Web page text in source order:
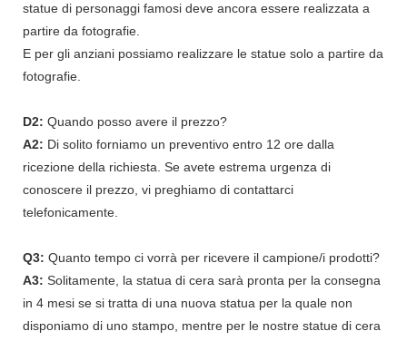
statue di personaggi famosi deve ancora essere realizzata a
partire da fotografie.
E per gli anziani possiamo realizzare le statue solo a partire da
fotografie.
D2: Quando posso avere il prezzo?
A2: Di solito forniamo un preventivo entro 12 ore dalla
ricezione della richiesta. Se avete estrema urgenza di
conoscere il prezzo, vi preghiamo di contattarci
telefonicamente.
Q3: Quanto tempo ci vorrà per ricevere il campione/i prodotti?
A3: Solitamente, la statua di cera sarà pronta per la consegna
in 4 mesi se si tratta di una nuova statua per la quale non
disponiamo di uno stampo, mentre per le nostre statue di cera